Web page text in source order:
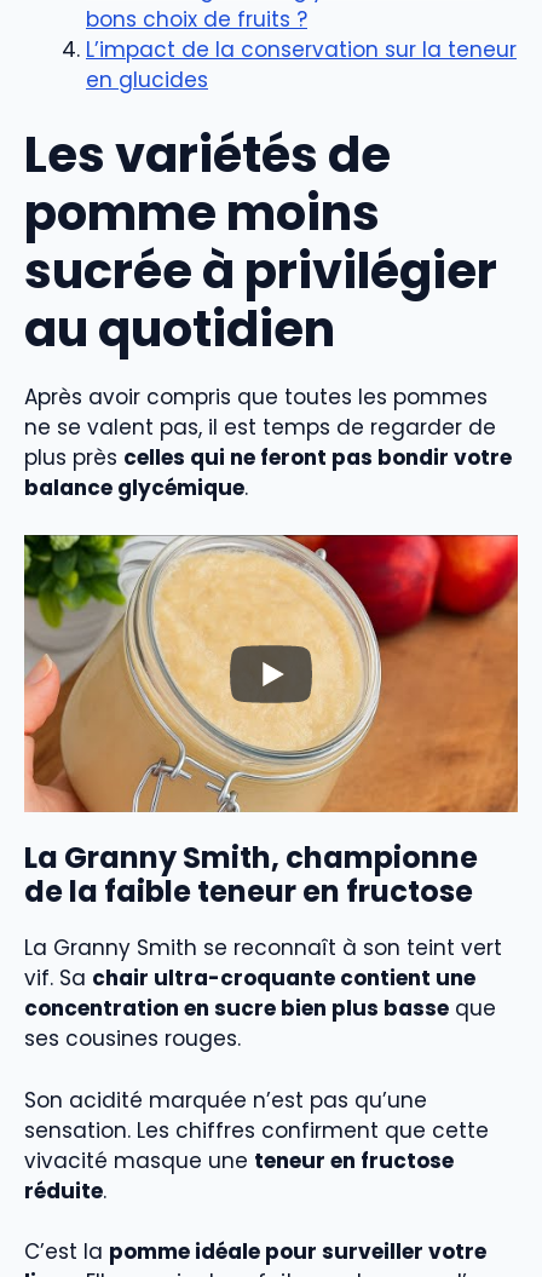
bons choix de fruits ?
L’impact de la conservation sur la teneur
en glucides
Les variétés de
pomme moins
sucrée à privilégier
au quotidien
Après avoir compris que toutes les pommes
ne se valent pas, il est temps de regarder de
plus près celles qui ne feront pas bondir votre
balance glycémique.
La Granny Smith, championne
de la faible teneur en fructose
La Granny Smith se reconnaît à son teint vert
vif. Sa chair ultra-croquante contient une
concentration en sucre bien plus basse que
ses cousines rouges.
Son acidité marquée n’est pas qu’une
sensation. Les chiffres confirment que cette
vivacité masque une teneur en fructose
réduite.
C’est la pomme idéale pour surveiller votre